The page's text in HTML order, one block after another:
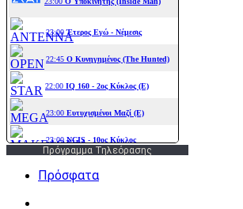
Πρόγραμμα Τηλεόρασης
Πρόσφατα